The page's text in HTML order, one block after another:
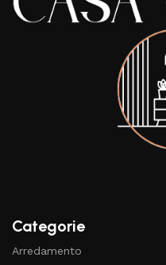
Categorie
Arredamento